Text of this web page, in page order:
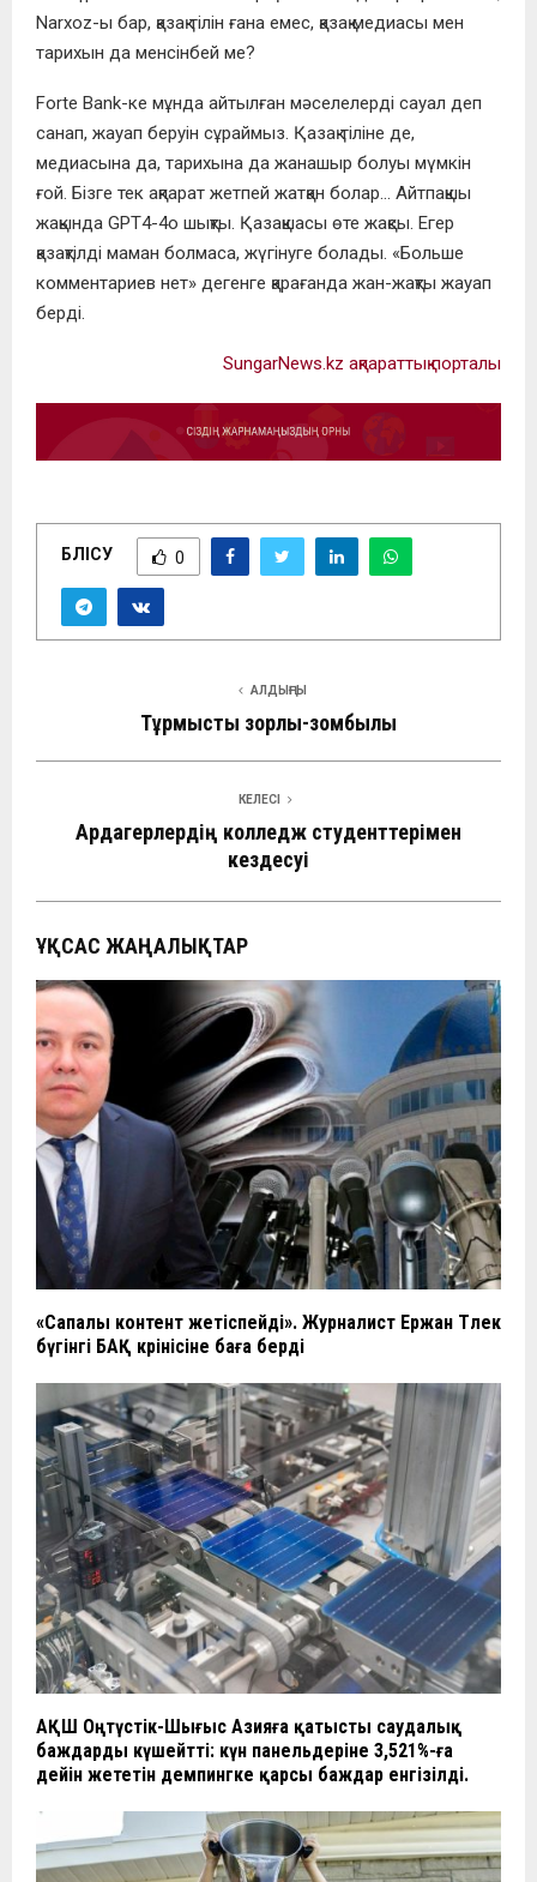
Narxoz-ы бар, қазақ тілін ғана емес, қазақ медиасы мен
тарихын да менсінбей ме?
Forte Bank-ке мұнда айтылған мәселелерді сауал деп
санап, жауап беруін сұраймыз. Қазақ тіліне де,
медиасына да, тарихына да жанашыр болуы мүмкін
ғой. Бізге тек ақпарат жетпей жатқан болар… Айтпақшы
жақында GPT4-4o шықты. Қазақшасы өте жақсы. Егер
қазақтілді маман болмаса, жүгінуге болады. «Больше
комментариев нет» дегенге қарағанда жан-жақты жауап
берді.
SungarNews.kz ақпараттық порталы
БӨЛІСУ 0
АЛДЫҢҒЫ
Тұрмыстық зорлық-зомбылық
КЕЛЕСІ
Ардагерлердің колледж студенттерімен
кездесуі
ҰҚСАС ЖАҢАЛЫҚТАР
«Сапалы контент жетіспейді». Журналист Ержан Төлек
бүгінгі БАҚ көрінісіне баға берді
АҚШ Оңтүстік-Шығыс Азияға қатысты саудалық
баждарды күшейтті: күн панельдеріне 3,521%-ға
дейін жететін демпингке қарсы баждар енгізілді.